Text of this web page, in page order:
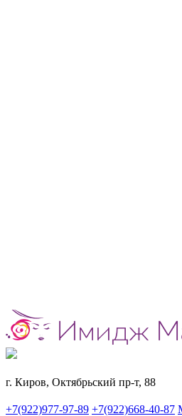
г. Киров, Октябрьский пр-т, 88
+7(922)977-97-89 +7(922)668-40-87